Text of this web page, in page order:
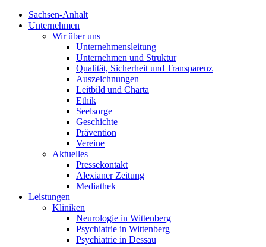
Sachsen-Anhalt
Unternehmen
Wir über uns
Unternehmensleitung
Unternehmen und Struktur
Qualität, Sicherheit und Transparenz
Auszeichnungen
Leitbild und Charta
Ethik
Seelsorge
Geschichte
Prävention
Vereine
Aktuelles
Pressekontakt
Alexianer Zeitung
Mediathek
Leistungen
Kliniken
Neurologie in Wittenberg
Psychiatrie in Wittenberg
Psychiatrie in Dessau